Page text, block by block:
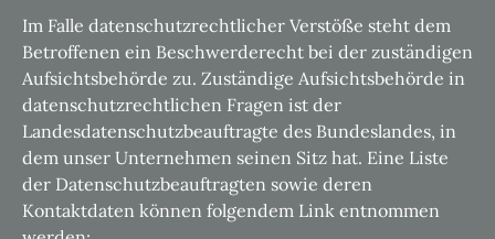
Im Falle datenschutzrechtlicher Verstöße steht dem
Betroffenen ein Beschwerderecht bei der zuständigen
Aufsichtsbehörde zu. Zuständige Aufsichtsbehörde in
datenschutzrechtlichen Fragen ist der
Landesdatenschutzbeauftragte des Bundeslandes, in
dem unser Unternehmen seinen Sitz hat. Eine Liste
der Datenschutzbeauftragten sowie deren
Kontaktdaten können folgendem Link entnommen